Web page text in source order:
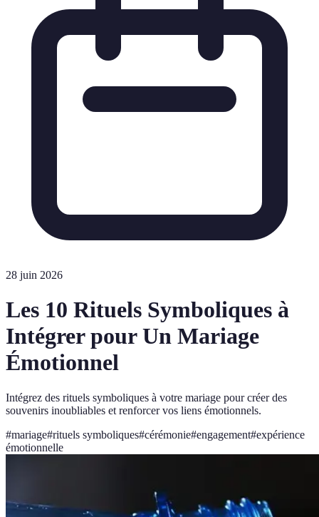
28 juin 2026
Les 10 Rituels Symboliques à
Intégrer pour Un Mariage
Émotionnel
Intégrez des rituels symboliques à votre mariage pour créer des
souvenirs inoubliables et renforcer vos liens émotionnels.
#mariage#rituels symboliques#cérémonie#engagement#expérience
émotionnelle